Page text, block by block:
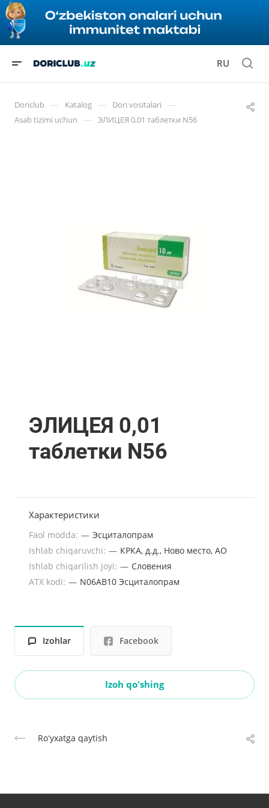
RU
Doriclub — Katalog — Dori vositalari —
Asab tizimi uchun — ЭЛИЦЕЯ 0,01 таблетки N56
ЭЛИЦЕЯ 0,01
таблетки N56
Характеристики
Faol modda: — Эсциталопрам
Ishlab chiqaruvchi: — КРКА, д.д., Ново место, АО
Ishlab chiqarilish joyi: — Словения
ATX kodi: — N06AB10 Эсциталопрам
Izohlar Facebook
Izoh qo'shing
Roʻyxatga qaytish